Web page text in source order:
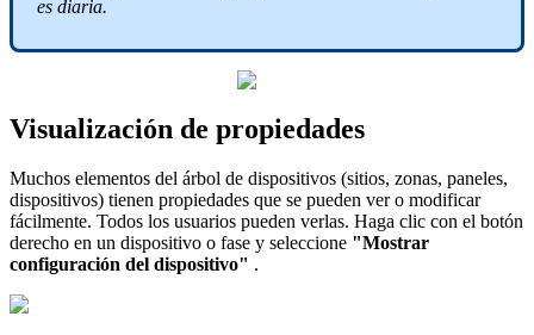
es diaria.
Visualización de propiedades
Muchos elementos del árbol de dispositivos (sitios, zonas, paneles,
dispositivos) tienen propiedades que se pueden ver o modificar
fácilmente. Todos los usuarios pueden verlas. Haga clic con el botón
derecho en un dispositivo o fase y seleccione "Mostrar
configuración del dispositivo" .